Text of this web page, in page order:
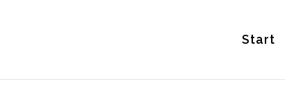
Start